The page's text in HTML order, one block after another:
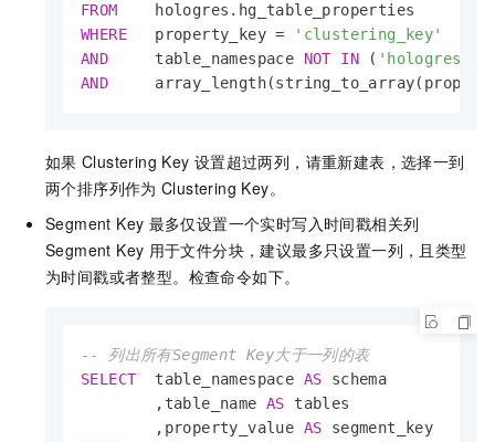
FROM
WHERE
   property_key
=
'clustering_key'
AND
     table_namespace
NOT IN ( 'hologres'
AND
如果 Clustering Key 设置超过两列，请重新建表，选择一到
两个排序列作为 Clustering Key。
Segment Key 最多仅设置一个实时写入时间戳相关列
Segment Key 用于文件分块，建议最多只设置一列，且类型
为时间戳或者整型。检查命令如下。
-- 列出所有Segment Key大于一列的表
SELECT
  table_namespace
AS schema
        ,table_name
AS tables
        ,property_value
AS